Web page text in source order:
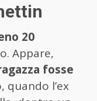
20
Appare,
fosse
quando l’ex